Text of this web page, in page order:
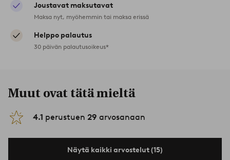
Joustavat maksutavat
Maksa nyt, myöhemmin tai maksa erissä
Helppo palautus
30 päivän palautusoikeus*
Muut ovat tätä mieltä
4.1 perustuen 29 arvosanaan
Näytä kaikki arvostelut (15)